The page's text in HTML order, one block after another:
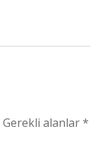
Gerekli alanlar*